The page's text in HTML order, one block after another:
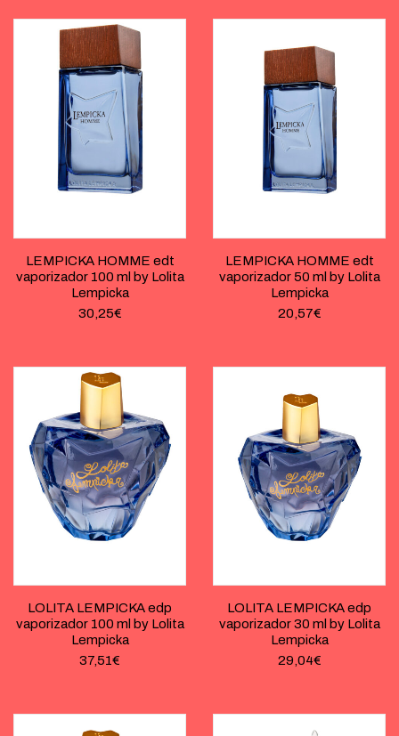
LEMPICKA HOMME edt
vaporizador 100 ml by Lolita
Lempicka
30,25€
LEMPICKA HOMME edt
vaporizador 50 ml by Lolita
Lempicka
20,57€
LOLITA LEMPICKA edp
vaporizador 100 ml by Lolita
Lempicka
37,51€
LOLITA LEMPICKA edp
vaporizador 30 ml by Lolita
Lempicka
29,04€